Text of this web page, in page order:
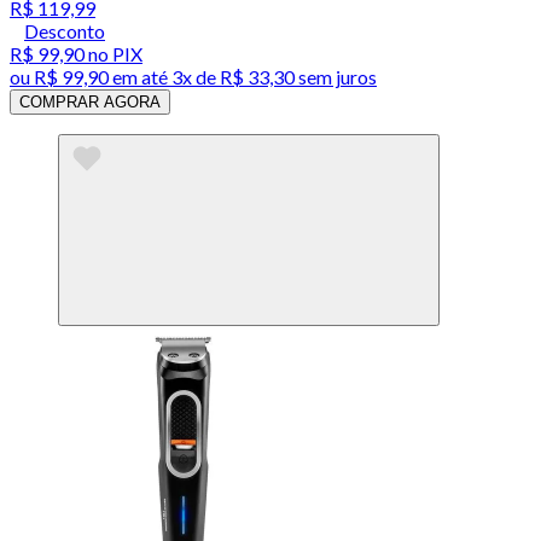
R$ 119,99
Desconto
R$ 99,90no PIX
ou R$ 99,90em até 3x de R$ 33,30 sem juros
COMPRAR AGORA